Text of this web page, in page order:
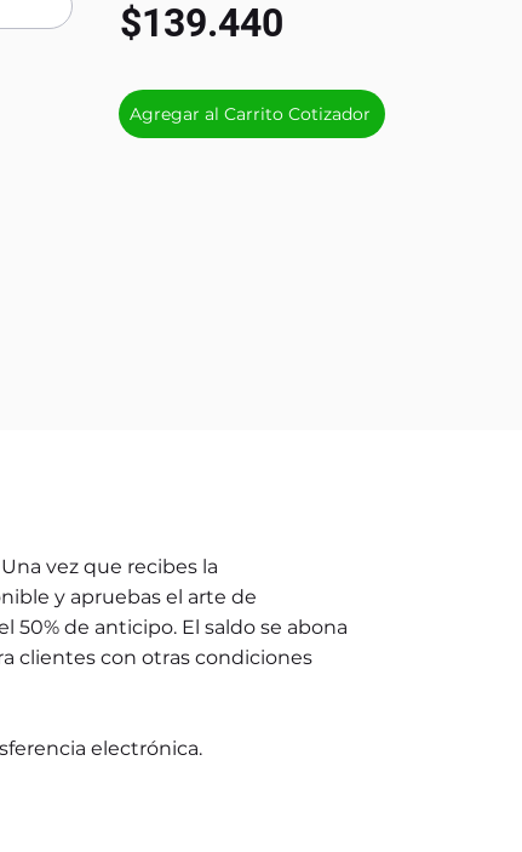
$139.440
Agregar al Carrito Cotizador
Una vez que recibes la
y apruebas el arte de
50% de anticipo. El saldo se abona
clientes con otras condiciones
electrónica.